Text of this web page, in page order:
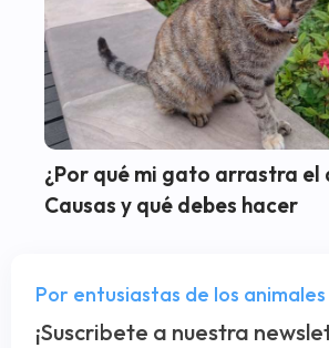
¿Por qué mi gato arrastra el
Causas y qué debes hacer
Por entusiastas de los animales
¡Suscribete a nuestra